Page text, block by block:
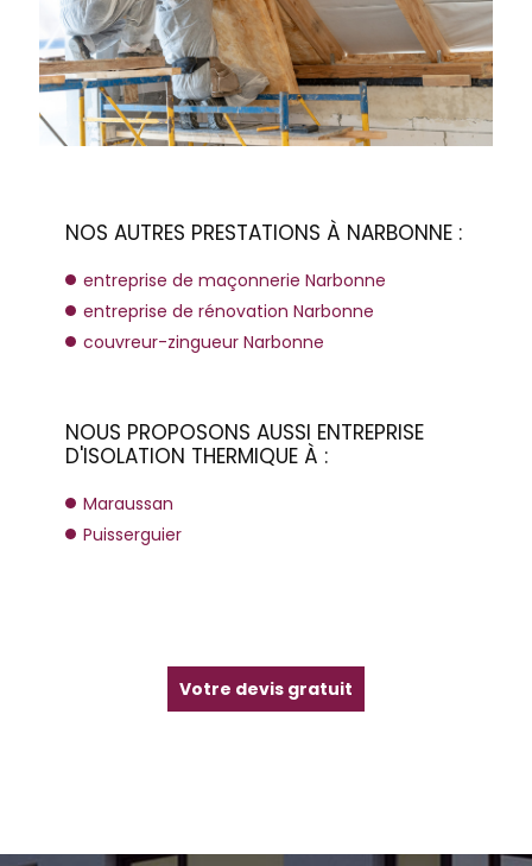
NOS AUTRES PRESTATIONS À NARBONNE :
entreprise de maçonnerie Narbonne
entreprise de rénovation Narbonne
couvreur-zingueur Narbonne
NOUS PROPOSONS AUSSI ENTREPRISE
D'ISOLATION THERMIQUE À :
Maraussan
Puisserguier
Votre devis gratuit